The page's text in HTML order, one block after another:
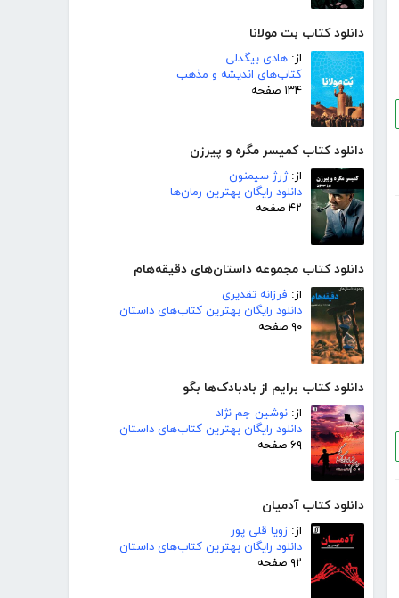
دانلود کتاب بت مولانا
از: هادی بیگدلی
کتاب‌های اندیشه و مذهب
۱۳۴ صفحه
دانلود کتاب کمیسر مگره و پیرزن
از:ژرژ سیمنون
دانلود رایگان بهترین رمان‌ها
۴۲ صفحه
دانلود کتاب مجموعه داستان‌های دقیقه‌هام
از: فرزانه تقدیری
دانلود رایگان بهترین کتاب‌های داستان
۹۰ صفحه
دانلود کتاب برایم از بادبادک‌ها بگو
از: نوشین جم نژاد
دانلود رایگان بهترین کتاب‌های داستان
۶۹ صفحه
دانلود کتاب آدمیان
از: زویا قلی پور
دانلود رایگان بهترین کتاب‌های داستان
۹۲ صفحه